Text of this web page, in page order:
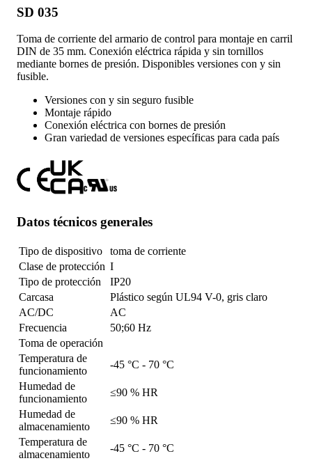
SD 035
Toma de corriente del armario de control para montaje en carril
DIN de 35 mm. Conexión eléctrica rápida y sin tornillos
mediante bornes de presión. Disponibles versiones con y sin
fusible.
Versiones con y sin seguro fusible
Montaje rápido
Conexión eléctrica con bornes de presión
Gran variedad de versiones específicas para cada país
Datos técnicos generales
Tipo de dispositivo
toma de corriente
Clase de protección I
Tipo de protección
IP20
Carcasa
Plástico según UL94 V-0, gris claro
AC/DC
AC
Frecuencia
50;60 Hz
Toma de operación
Temperatura de
funcionamiento
-45 °C - 70 °C
Humedad de
funcionamiento
≤90 % HR
Humedad de
almacenamiento
≤90 % HR
Temperatura de
almacenamiento
-45 °C - 70 °C